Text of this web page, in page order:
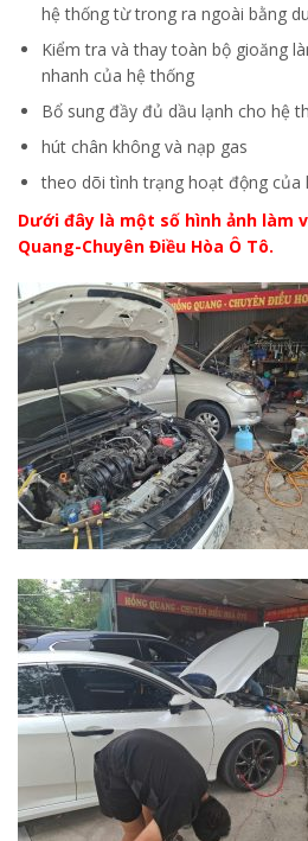
hệ thống từ trong ra ngoài bằng
Kiểm tra và thay toàn bộ gioăng
nhanh của hệ thống
Bổ sung đầy đủ dầu lạnh cho hệ
hút chân không và nạp gas
theo dõi tình trạng hoạt động của
Dưới đây là một số hình ảnh làm
Quang-Chuyên Điều Hòa Ô Tô.